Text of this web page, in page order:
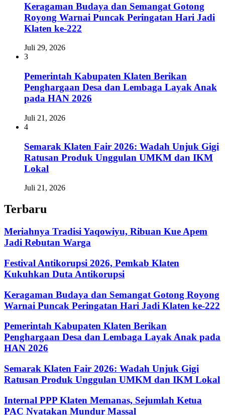
Keragaman Budaya dan Semangat Gotong
Royong Warnai Puncak Peringatan Hari Jadi
Klaten ke-222
Juli 29, 2026
3
Pemerintah Kabupaten Klaten Berikan
Penghargaan Desa dan Lembaga Layak Anak
pada HAN 2026
Juli 21, 2026
4
Semarak Klaten Fair 2026: Wadah Unjuk Gigi
Ratusan Produk Unggulan UMKM dan IKM
Lokal
Juli 21, 2026
Terbaru
Meriahnya Tradisi Yaqowiyu, Ribuan Kue Apem
Jadi Rebutan Warga
Festival Antikorupsi 2026, Pemkab Klaten
Kukuhkan Duta Antikorupsi
Keragaman Budaya dan Semangat Gotong Royong
Warnai Puncak Peringatan Hari Jadi Klaten ke-222
Pemerintah Kabupaten Klaten Berikan
Penghargaan Desa dan Lembaga Layak Anak pada
HAN 2026
Semarak Klaten Fair 2026: Wadah Unjuk Gigi
Ratusan Produk Unggulan UMKM dan IKM Lokal
Internal PPP Klaten Memanas, Sejumlah Ketua
PAC Nyatakan Mundur Massal